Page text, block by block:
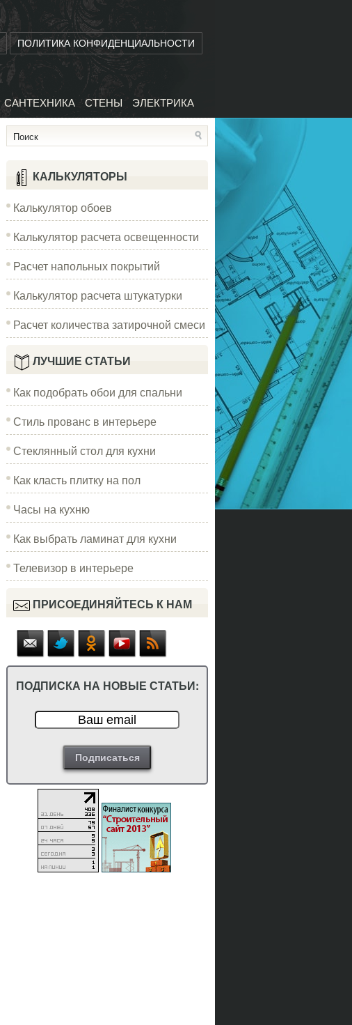
ПОЛИТИКА КОНФИДЕНЦИАЛЬНОСТИ
САНТЕХНИКА СТЕНЫ ЭЛЕКТРИКА
КАЛЬКУЛЯТОРЫ
Калькулятор обоев
Калькулятор расчета освещенности
Расчет напольных покрытий
Калькулятор расчета штукатурки
Расчет количества затирочной смеси
ЛУЧШИЕ СТАТЬИ
Как подобрать обои для спальни
Стиль прованс в интерьере
Стеклянный стол для кухни
Как класть плитку на пол
Часы на кухню
Как выбрать ламинат для кухни
Телевизор в интерьере
ПРИСОЕДИНЯЙТЕСЬ К НАМ
ПОДПИСКА НА НОВЫЕ СТАТЬИ: